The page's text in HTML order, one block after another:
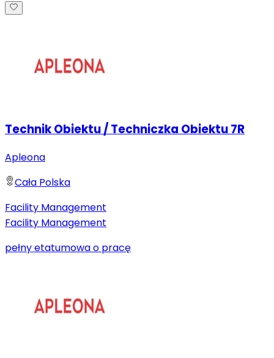
Technik Obiektu / Techniczka Obiektu 7R
Apleona
Cała Polska
Facility Management
Facility Management
pełny etatumowa o pracę